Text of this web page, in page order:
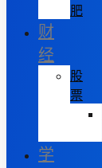
肥
财
经
股
票
学